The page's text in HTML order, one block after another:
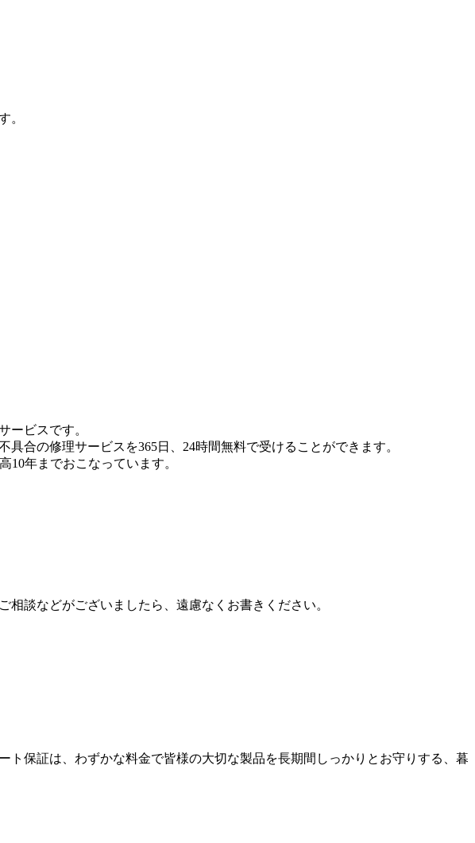
。
ービスです。
合の修理サービスを365日、24時間無料で受けることができます。
年までおこなっています。
談などがございましたら、遠慮なくお書きください。
保証は、わずかな料金で皆様の大切な製品を長期間しっかりとお守りする、暮